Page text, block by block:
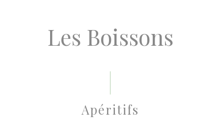
Les Boissons
Apéritifs